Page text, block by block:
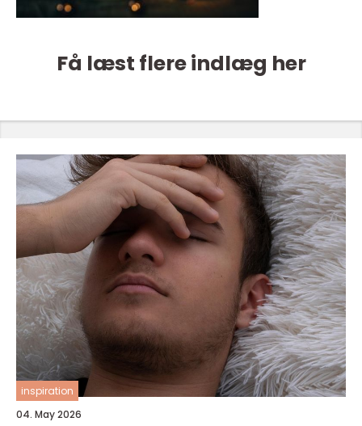
Få læst flere indlæg her
inspiration
04. May 2026